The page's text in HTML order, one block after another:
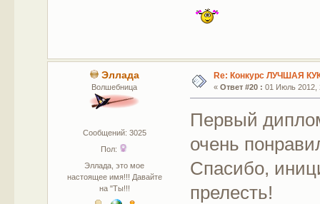
Эллада
Волшебница
Сообщений: 3025
Пол:
Эллада, это мое
настоящее имя!!! Давайте
на "Ты!!!
Re: Конкурс ЛУЧШАЯ
« Ответ #20 : 01 Июль 2012,
Первый
очень
Спасибо,
прелесть!